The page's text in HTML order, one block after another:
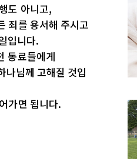
도 아니고,
죄를 용서해 주시고
입니다.
동료들에게
나님께 고해질 것입
가면 됩니다.